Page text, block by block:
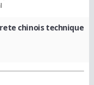
chinois technique